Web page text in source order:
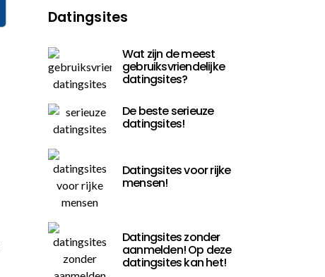
Datingsites
Wat zijn de meest
gebruiksvriendelijke
datingsites?
De beste serieuze
datingsites!
Datingsites voor rijke
mensen!
Datingsites zonder
aanmelden! Op deze
datingsites kan het!